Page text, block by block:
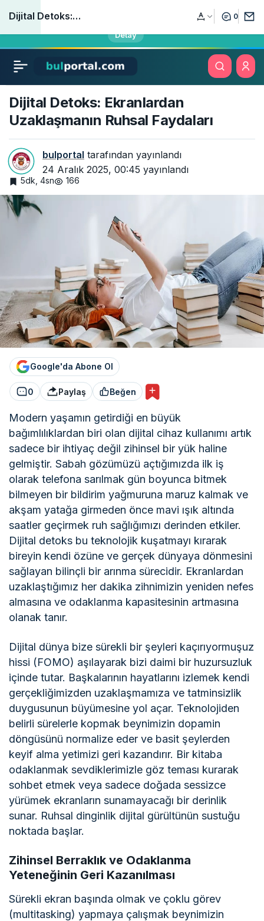
Öğrencilerin, sınavlara hazırlananların ve öğretmenlerin yeni
eğitim adresi bulportal.com yayında!
Detay
Dijital Detoks: Ekranlardan
Uzaklaşmanın Ruhsal Faydaları
bulportal tarafından yayınlandı
24 Aralık 2025, 00:45 yayınlandı
5dk, 4sn 166
Google'da Abone Ol
0 Paylaş Beğen
Modern yaşamın getirdiği en büyük
bağımlılıklardan biri olan dijital cihaz kullanımı artık
sadece bir ihtiyaç değil zihinsel bir yük haline
gelmiştir. Sabah gözümüzü açtığımızda ilk iş
olarak telefona sarılmak gün boyunca bitmek
bilmeyen bir bildirim yağmuruna maruz kalmak ve
akşam yatağa girmeden önce mavi ışık altında
saatler geçirmek ruh sağlığımızı derinden etkiler.
Dijital detoks bu teknolojik kuşatmayı kırarak
bireyin kendi özüne ve gerçek dünyaya dönmesini
sağlayan bilinçli bir arınma sürecidir. Ekranlardan
uzaklaştığımız her dakika zihnimizin yeniden nefes
almasına ve odaklanma kapasitesinin artmasına
olanak tanır.
Dijital dünya bize sürekli bir şeyleri kaçırıyormuşuz
hissi (FOMO) aşılayarak bizi daimi bir huzursuzluk
içinde tutar. Başkalarının hayatlarını izlemek kendi
gerçekliğimizden uzaklaşmamıza ve tatminsizlik
duygusunun büyümesine yol açar. Teknolojiden
belirli sürelerle kopmak beynimizin dopamin
döngüsünü normalize eder ve basit şeylerden
keyif alma yetimizi geri kazandırır. Bir kitaba
odaklanmak sevdiklerimizle göz teması kurarak
sohbet etmek veya sadece doğada sessizce
yürümek ekranların sunamayacağı bir derinlik
sunar. Ruhsal dinginlik dijital gürültünün sustuğu
noktada başlar.
Zihinsel Berraklık ve Odaklanma
Yeteneğinin Geri Kazanılması
Sürekli ekran başında olmak ve çoklu görev
(multitasking) yapmaya çalışmak beynimizin
Dizüstü Bilgisayarlarda
Olması Gereken
0 Paylaş